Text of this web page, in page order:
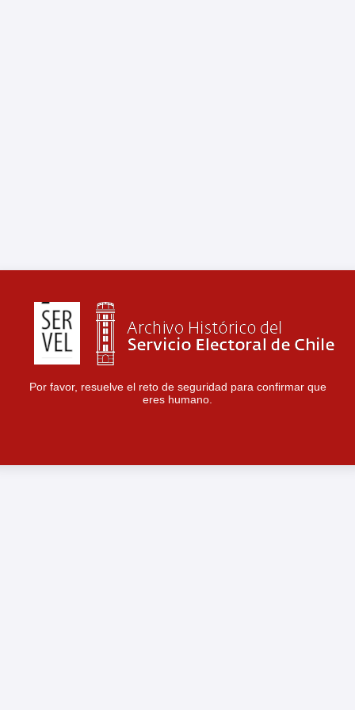
Por favor, resuelve el reto de seguridad para confirmar que
eres humano.